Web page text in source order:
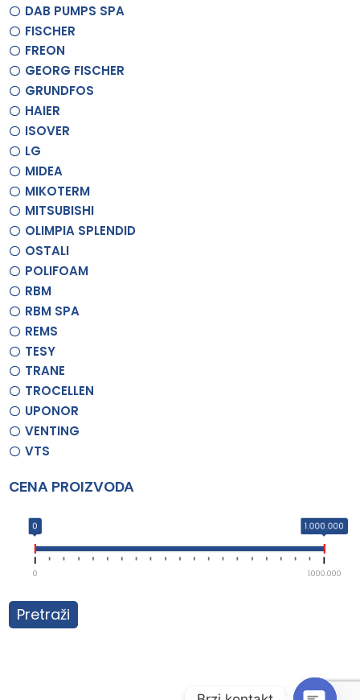
DAB PUMPS SPA
FISCHER
FREON
GEORG FISCHER
GRUNDFOS
HAIER
ISOVER
LG
MIDEA
MIKOTERM
MITSUBISHI
OLIMPIA SPLENDID
OSTALI
POLIFOAM
RBM
RBM SPA
REMS
TESY
TRANE
TROCELLEN
UPONOR
VENTING
VTS
CENA PROIZVODA
0 1.000.000
0 1.000.000
Pretraži